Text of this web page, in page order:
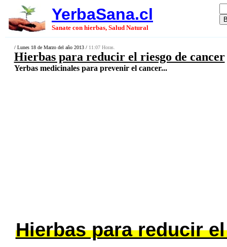
YerbaSana.cl
Sanate con hierbas, Salud Natural
/ Lunes 18 de Marzo del año 2013 / 11:07 Horas.
Hierbas para reducir el riesgo de cancer
Yerbas medicinales para prevenir el cancer...
Hierbas para reducir